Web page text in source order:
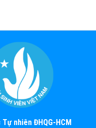
nhiên ĐHQG-HCM